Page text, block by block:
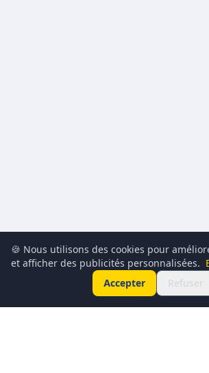
🍪 Nous utilisons des cookies pour
et afficher des publicités personnalisées.
Accepter
Refuser